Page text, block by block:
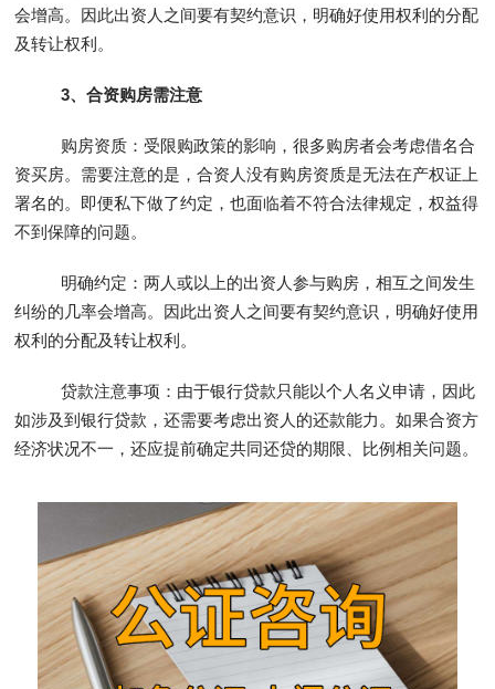
会增高。因此出资人之间要有契约意识，明确好使用权利的分配
及转让权利。
3、合资购房需注意
购房资质：受限购政策的影响，很多购房者会考虑借名合
资买房。需要注意的是，合资人没有购房资质是无法在产权证上
署名的。即便私下做了约定，也面临着不符合法律规定，权益得
不到保障的问题。
明确约定：两人或以上的出资人参与购房，相互之间发生
纠纷的几率会增高。因此出资人之间要有契约意识，明确好使用
权利的分配及转让权利。
贷款注意事项：由于银行贷款只能以个人名义申请，因此
如涉及到银行贷款，还需要考虑出资人的还款能力。如果合资方
经济状况不一，还应提前确定共同还贷的期限、比例相关问题。